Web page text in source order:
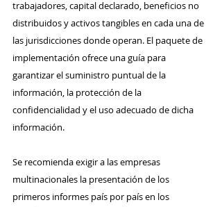
trabajadores, capital declarado, beneficios no
distribuidos y activos tangibles en cada una de
las jurisdicciones donde operan. El paquete de
implementación ofrece una guía para
garantizar el suministro puntual de la
información, la protección de la
confidencialidad y el uso adecuado de dicha
información.
Se recomienda exigir a las empresas
multinacionales la presentación de los
primeros informes país por país en los